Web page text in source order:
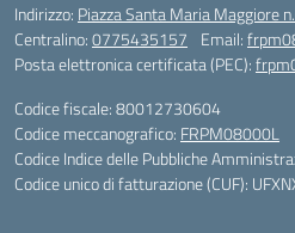
Indirizzo: Piazza Santa Maria Maggiore
Centralino:0775435157 Email:
Posta elettronica certificata (PEC):
Codice fiscale: 80012730604
Codice meccanografico: FRPM08000L
Codice Indice delle Pubbliche
Codice unico di fatturazione (CUF):